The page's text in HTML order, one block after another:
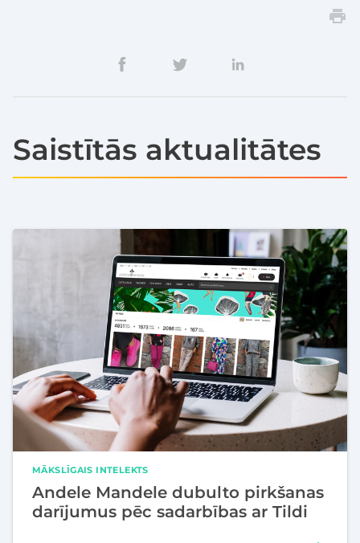
Saistītās aktualitātes
MĀKSLĪGAIS INTELEKTS
Andele Mandele dubulto pirkšanas
darījumus pēc sadarbības ar Tildi